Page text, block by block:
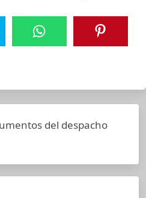
del despacho